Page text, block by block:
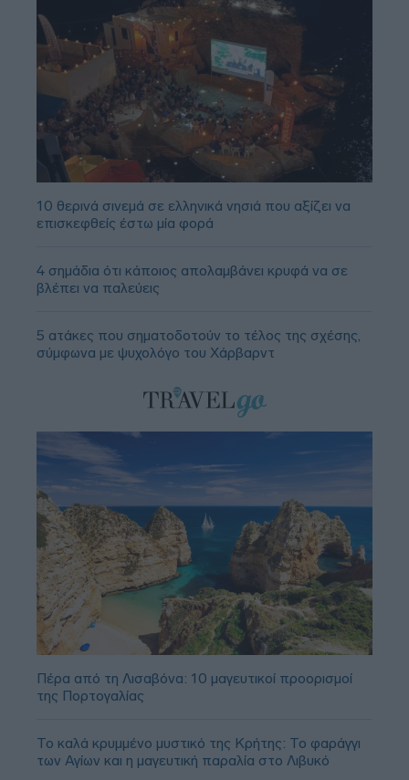
10 θερινά σινεμά σε ελληνικά νησιά που αξίζει να
επισκεφθείς έστω μία φορά
4 σημάδια ότι κάποιος απολαμβάνει κρυφά να σε
βλέπει να παλεύεις
5 ατάκες που σηματοδοτούν το τέλος της σχέσης,
σύμφωνα με ψυχολόγο του Χάρβαρντ
Πέρα από τη Λισαβόνα: 10 μαγευτικοί προορισμοί
της Πορτογαλίας
Το καλά κρυμμένο μυστικό της Κρήτης: Το φαράγγι
των Αγίων και η μαγευτική παραλία στο Λιβυκό